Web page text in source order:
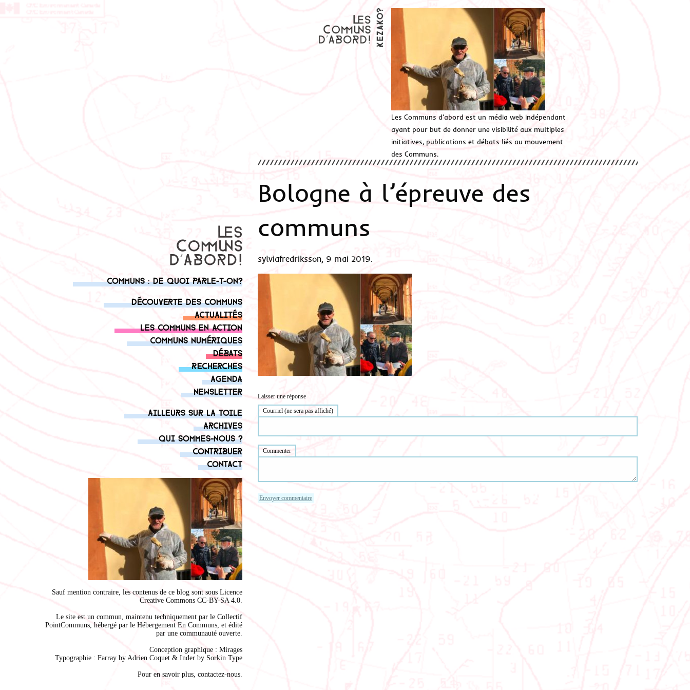
Les Communs d’abord est un média web indépendant
ayant pour but de donner une visibilité aux multiples
initiatives, publications et débats liés au mouvement
des Communs.
Communs : de quoi parle-t-on?
Découverte des communs
Actualités
Les communs en action
Communs numériques
Débats
Recherches
Agenda
Newsletter
Ailleurs sur la toile
Archives
Qui sommes-nous ?
Contribuer
Contact
Sauf mention contraire, les contenus de ce blog sont sous Licence
Creative Commons CC-BY-SA 4.0.
Le site est un commun, maintenu techniquement par le Collectif
PointCommuns, hébergé par le Hébergement En Communs, et édité
par une communauté ouverte.
Conception graphique : Mirages
Typographie : Farray by Adrien Coquet & Inder by Sorkin Type
Pour en savoir plus, contactez-nous.
Bologne à l’épreuve des
communs
sylviafredriksson, 9 mai 2019.
Laisser une réponse
Courriel (ne sera pas affiché)
Commenter